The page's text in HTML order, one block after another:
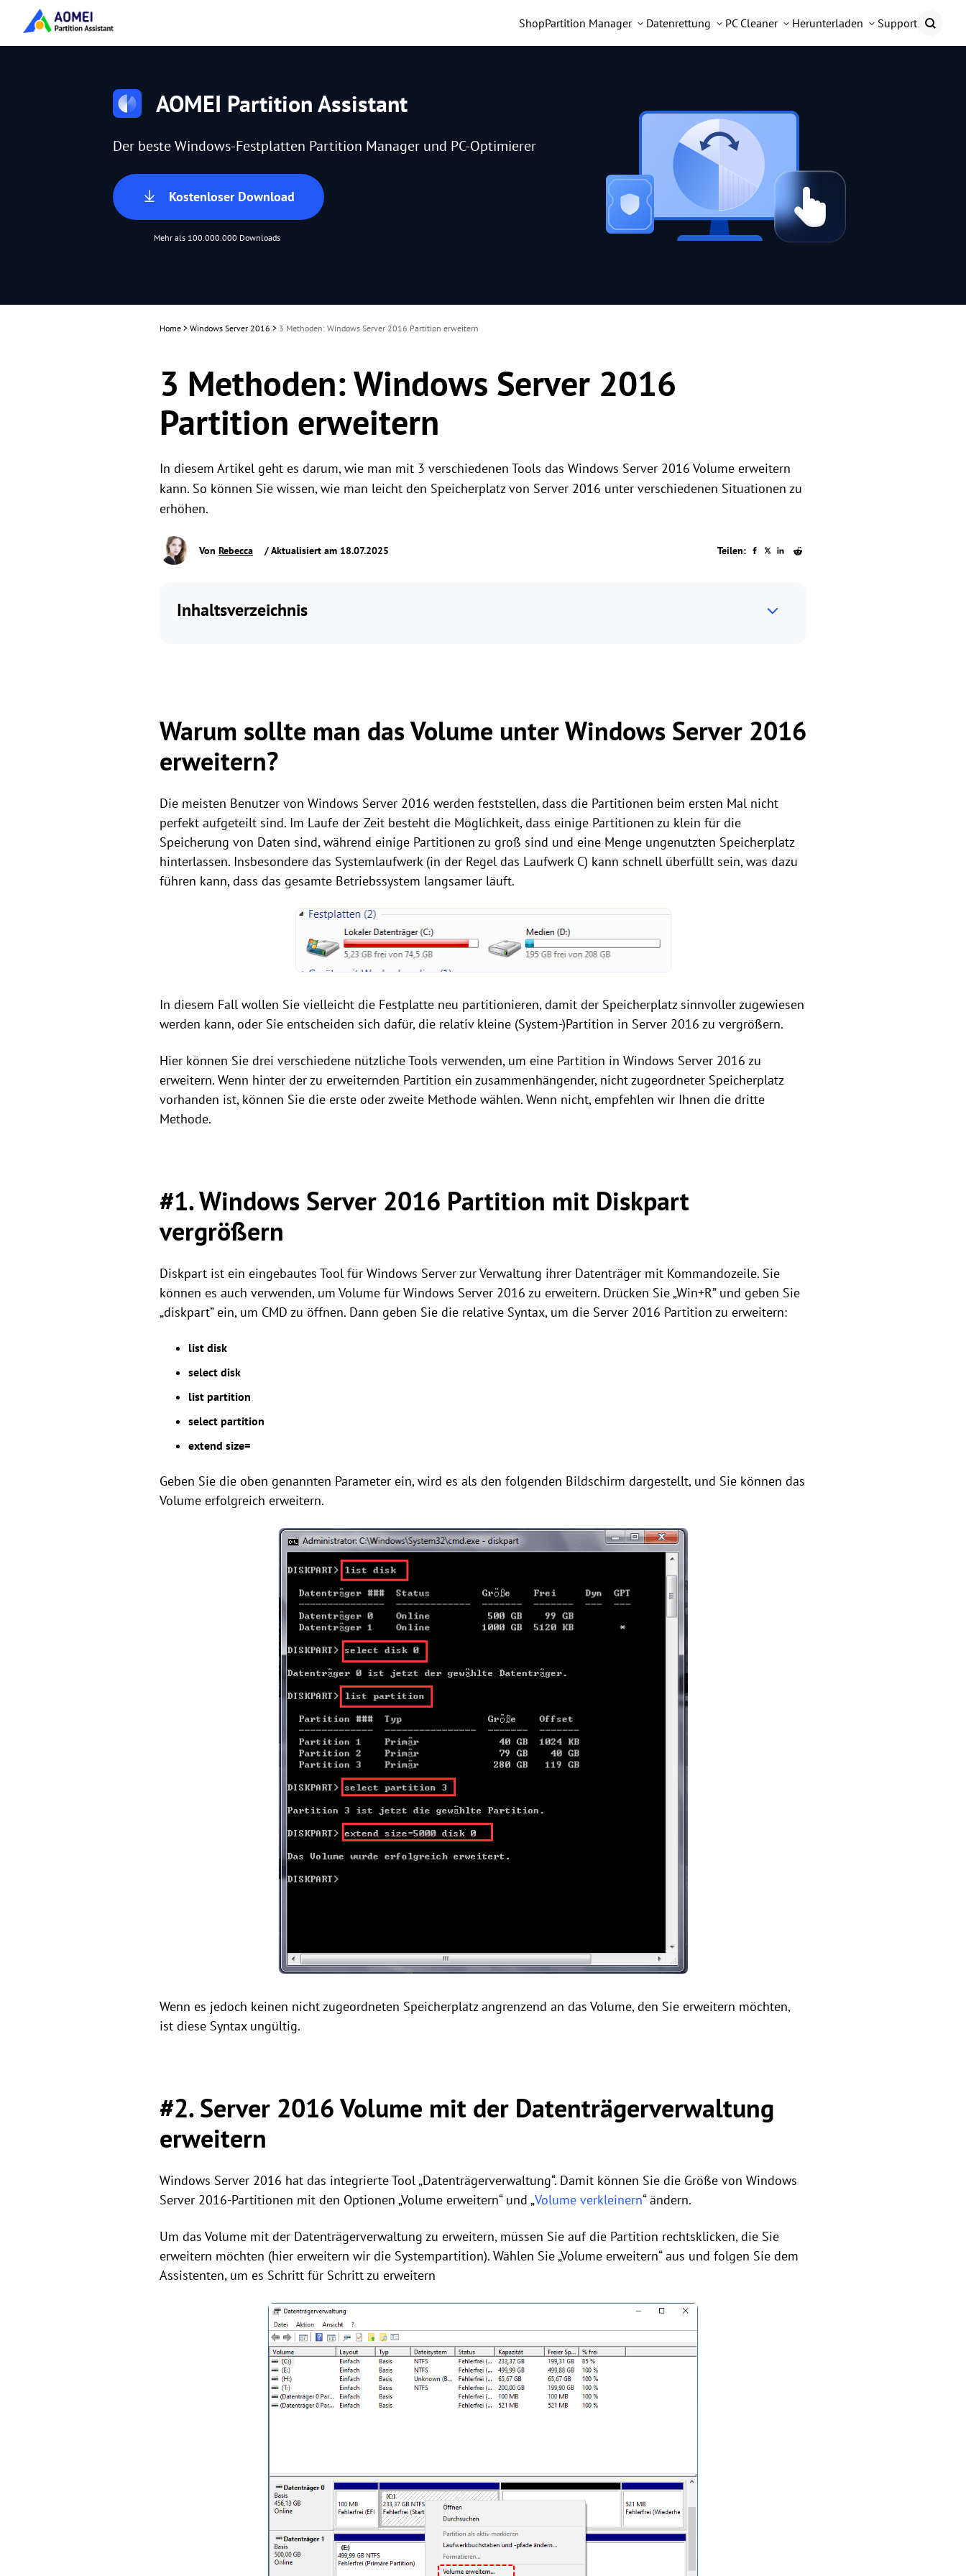
ShopPartition Manager Datenrettung PC Cleaner Herunterladen Support
AOMEI Partition Assistant
Der beste Windows-Festplatten Partition Manager und PC-Optimierer
Kostenloser Download
Mehr als 100.000.000 Downloads
Home > Windows Server 2016 > 3 Methoden: Windows Server 2016 Partition erweitern
3 Methoden: Windows Server 2016
Partition erweitern
In diesem Artikel geht es darum, wie man mit 3 verschiedenen Tools das Windows Server 2016 Volume erweitern
kann. So können Sie wissen, wie man leicht den Speicherplatz von Server 2016 unter verschiedenen Situationen zu
erhöhen.
Von Rebecca / Aktualisiert am 18.07.2025 Teilen:
Inhaltsverzeichnis
Warum sollte man das Volume unter Windows Server 2016
erweitern?
Die meisten Benutzer von Windows Server 2016 werden feststellen, dass die Partitionen beim ersten Mal nicht
perfekt aufgeteilt sind. Im Laufe der Zeit besteht die Möglichkeit, dass einige Partitionen zu klein für die
Speicherung von Daten sind, während einige Partitionen zu groß sind und eine Menge ungenutzten Speicherplatz
hinterlassen. Insbesondere das Systemlaufwerk (in der Regel das Laufwerk C) kann schnell überfüllt sein, was dazu
führen kann, dass das gesamte Betriebssystem langsamer läuft.
In diesem Fall wollen Sie vielleicht die Festplatte neu partitionieren, damit der Speicherplatz sinnvoller zugewiesen
werden kann, oder Sie entscheiden sich dafür, die relativ kleine (System-)Partition in Server 2016 zu vergrößern.
Hier können Sie drei verschiedene nützliche Tools verwenden, um eine Partition in Windows Server 2016 zu
erweitern. Wenn hinter der zu erweiternden Partition ein zusammenhängender, nicht zugeordneter Speicherplatz
vorhanden ist, können Sie die erste oder zweite Methode wählen. Wenn nicht, empfehlen wir Ihnen die dritte
Methode.
#1. Windows Server 2016 Partition mit Diskpart
vergrößern
Diskpart ist ein eingebautes Tool für Windows Server zur Verwaltung ihrer Datenträger mit Kommandozeile. Sie
können es auch verwenden, um Volume für Windows Server 2016 zu erweitern. Drücken Sie „Win+R” und geben Sie
„diskpart” ein, um CMD zu öffnen. Dann geben Sie die relative Syntax, um die Server 2016 Partition zu erweitern:
list disk
select disk
list partition
select partition
extend size=
Geben Sie die oben genannten Parameter ein, wird es als den folgenden Bildschirm dargestellt, und Sie können das
Volume erfolgreich erweitern.
Wenn es jedoch keinen nicht zugeordneten Speicherplatz angrenzend an das Volume, den Sie erweitern möchten,
ist diese Syntax ungültig.
#2. Server 2016 Volume mit der Datenträgerverwaltung
erweitern
Windows Server 2016 hat das integrierte Tool „Datenträgerverwaltung“. Damit können Sie die Größe von Windows
Server 2016-Partitionen mit den Optionen „Volume erweitern“ und „Volume verkleinern“ ändern.
Um das Volume mit der Datenträgerverwaltung zu erweitern, müssen Sie auf die Partition rechtsklicken, die Sie
erweitern möchten (hier erweitern wir die Systempartition). Wählen Sie „Volume erweitern“ aus und folgen Sie dem
Assistenten, um es Schritt für Schritt zu erweitern